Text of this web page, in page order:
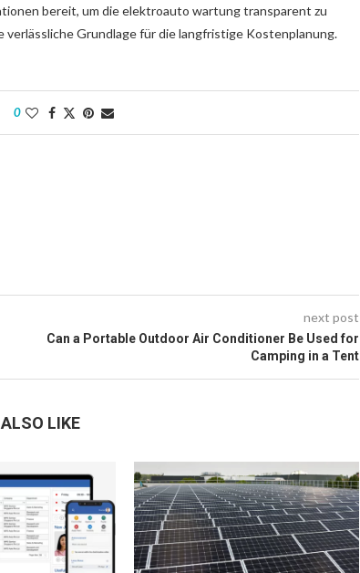
bereit, um die elektroauto wartung transparent zu
Grundlage für die langfristige Kostenplanung.
0
next post
Can a Portable Outdoor Air Conditioner Be Used for
Camping in a Tent
LIKE